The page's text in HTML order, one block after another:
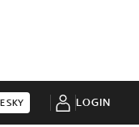
SKY LOGIN